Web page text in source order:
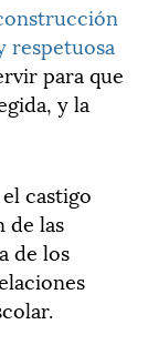
respetuosa
para que
y la
castigo
de las
de los